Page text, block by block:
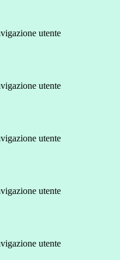
utente
utente
utente
utente
utente